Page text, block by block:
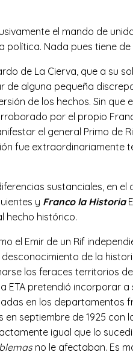
el mando de
Nada pues tiene
de La Cierva, que a
de alguna pequeña
de los hechos. Sin
por el propio
el general Primo
fue
sustanciales, en el
y Franco la Historia
hecho histórico.
el Emir de un Rif
de la
los feraces
ETA pretendió incorporar
en los departamentos
en septiembre de 1925
igual que lo
no le afectaban. Es